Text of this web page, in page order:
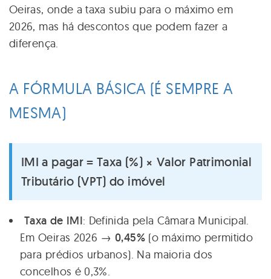
Oeiras, onde a taxa subiu para o máximo em
2026, mas há descontos que podem fazer a
diferença.
A FÓRMULA BÁSICA (É SEMPRE A
MESMA)
IMI a pagar = Taxa (%) × Valor Patrimonial
Tributário (VPT) do imóvel
Taxa de IMI: Definida pela Câmara Municipal.
Em Oeiras 2026 → 0,45%(o máximo permitido
para prédios urbanos). Na maioria dos
concelhos é 0,3%.